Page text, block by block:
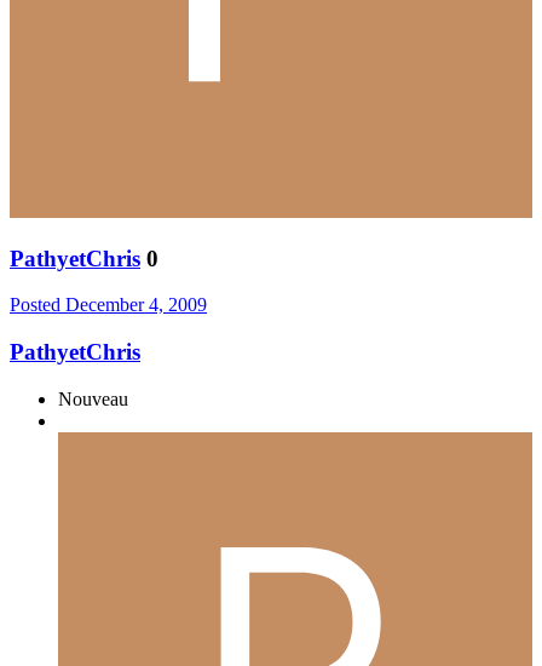
PathyetChris 0
Posted December 4, 2009
PathyetChris
Nouveau